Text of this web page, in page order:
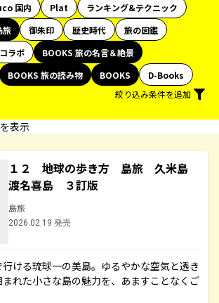
国内 Plat
ランキング&テクニック
旅 御朱印 歴史時代
旅の図鑑
ラボ
BOOKS 旅の名言＆絶景
BOOKS 旅の読み物 BOOKS
D-Books
絞り込み条件を追加
表示
１２ 地球の歩き方 島旅 久米島
渡名喜島 ３訂版
島旅
2026.02.19 発売
ける琉球一の美島。ゆるやかな空気と透き
れた小さな島の魅力を、あますことなくご